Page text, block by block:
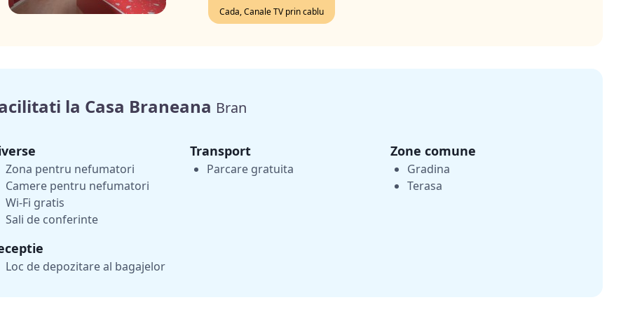
Cada, Canale TV prin cablu
la Casa Braneana Bran
Zona pentru nefumatori
Camere pentru nefumatori
Wi-Fi gratis
Sali de conferinte
Transport
Parcare gratuita
Zone comune
Gradina
Terasa
Loc de depozitare al bagajelor